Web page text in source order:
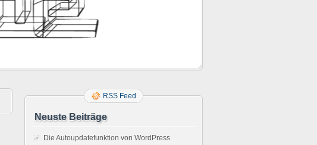
RSS Feed
Neuste Beiträge
Die Autoupdatefunktion von WordPress